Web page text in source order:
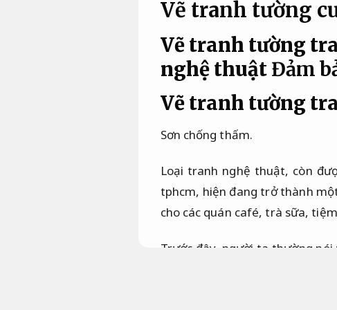
Vẽ tranh tường
Vẽ tranh tường
nghệ thuật Đảm
Vẽ tranh tường
Sơn chống thấm.
Loại tranh nghệ thuật, còn
tphcm, hiện đang trở thành
cho các quán café, trà sữa,
Trước đây, người ta thường